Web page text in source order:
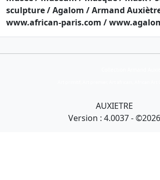
sculpture / Agalom / Armand
www.african-paris.com /
AUXIETRE
Version : 4.0037 - ©2026